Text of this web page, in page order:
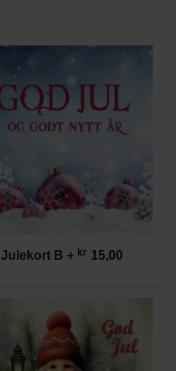
Julekort B + kr 15,00